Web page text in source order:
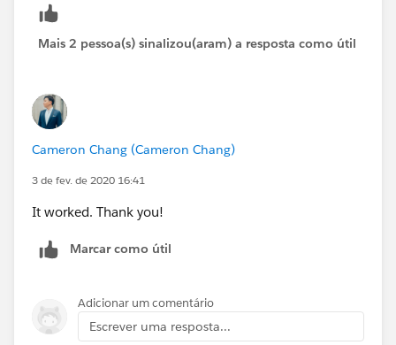
AND (
TEXT(PRIORVALUE(Reason__c)) = "X",
TEXT(PRIORVALUE(Reason__c)) = "Y"
),
You can add a clause to turn this off for system
admins, but I'll leave that part for you to decide.
Mais 2 pessoa(s) sinalizou(aram) a resposta como útil
Cameron Chang (Cameron Chang)
3 de fev. de 2020 16:41
It worked. Thank you!
Marcar como útil
Adicionar um comentário
Escrever uma resposta...